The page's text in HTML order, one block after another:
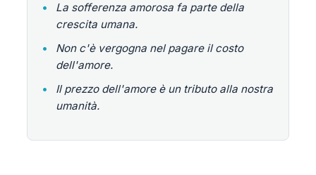
•
La sofferenza amorosa fa parte della
crescita umana.
•
Non c'è vergogna nel pagare il costo
dell'amore.
•
Il prezzo dell'amore è un tributo alla nostra
umanità.